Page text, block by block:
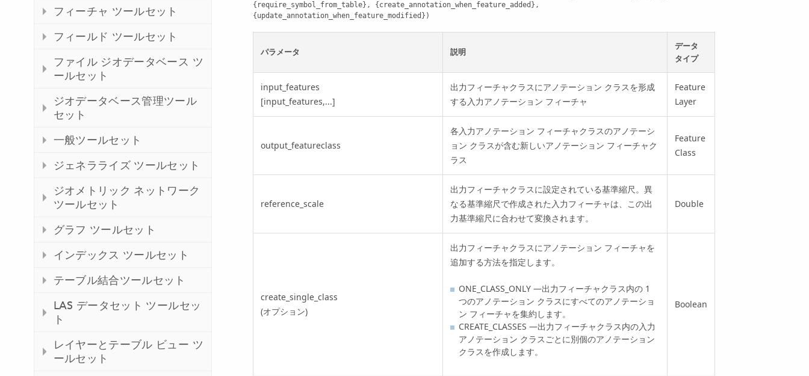
フィーチャ ツールセット
フィールド ツールセット
ファイル ジオデータベース ツ
ールセット
ジオデータベース管理ツール
セット
一般ツールセット
ジェネラライズ ツールセット
ジオメトリック ネットワーク
ツールセット
グラフ ツールセット
インデックス ツールセット
テーブル結合ツールセット
LAS データセット ツールセッ
ト
レイヤーとテーブル ビュー ツ
ールセット
{require_symbol_from_table}, {create_annotation_when_feature_added},
{update_annotation_when_feature_modified})
パラメータ 説明
データ
タイプ
input_features
[input_features,...]
出力フィーチャクラスにアノテーション クラスを形成
する入力アノテーション フィーチャ
Feature
Layer
output_featureclass
各入力アノテーション フィーチャクラスのアノテーシ
ョン クラスが含む新しいアノテーション フィーチャク
ラス
Feature
Class
reference_scale
出力フィーチャクラスに設定されている基準縮尺。異
なる基準縮尺で作成された入力フィーチャは、この出
力基準縮尺に合わせて変換されます。
Double
create_single_class
(オプション)
出力フィーチャクラスにアノテーション フィーチャを
追加する方法を指定します。
ONE_CLASS_ONLY —出力フィーチャクラス内の 1
つのアノテーション クラスにすべてのアノテーショ
ン フィーチャを集約します。
CREATE_CLASSES —出力フィーチャクラス内の入力
アノテーション クラスごとに別個のアノテーション
クラスを作成します。
Boolean